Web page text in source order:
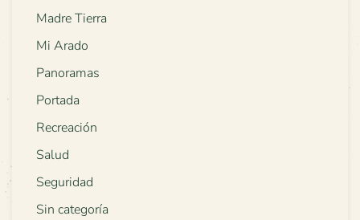
Madre Tierra
Mi Arado
Panoramas
Portada
Recreación
Salud
Seguridad
Sin categoría